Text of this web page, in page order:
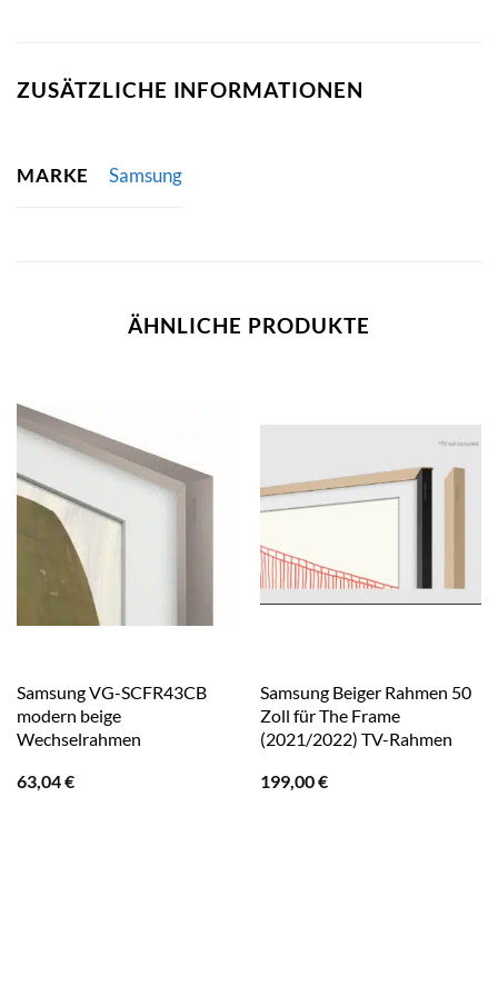
ZUSÄTZLICHE INFORMATIONEN
MARKE Samsung
ÄHNLICHE PRODUKTE
Samsung VG-SCFR43CB
modern beige
Wechselrahmen
63,04€
Samsung Beiger Rahmen 50
Zoll für The Frame
(2021/2022) TV-Rahmen
199,00€